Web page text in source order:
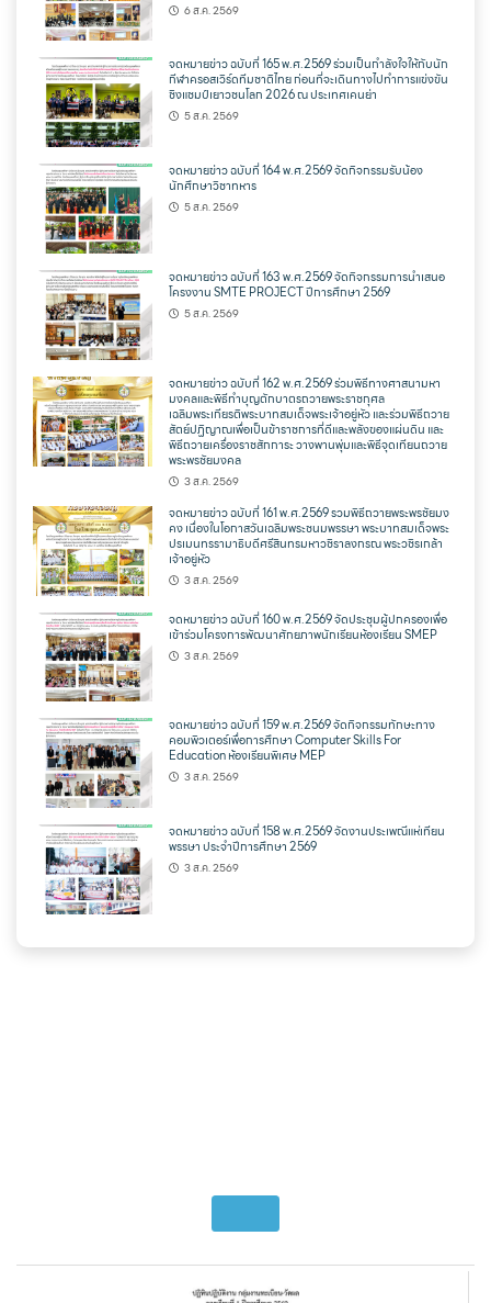
6 ส.ค. 2569
จดหมายข่าว ฉบับที่ 165 พ.ศ.2569 ร่วมเป็นกำลังใจให้กับนัก
กีฬาครอสเวิร์ดทีมชาติไทย ก่อนที่จะเดินทางไปทำการแข่งขัน
ชิงแชมป์เยาวชนโลก 2026 ณ ประเทศเคนย่า
5 ส.ค. 2569
จดหมายข่าว ฉบับที่ 164 พ.ศ.2569 จัดกิจกรรมรับน้อง
นักศึกษาวิชาทหาร
5 ส.ค. 2569
จดหมายข่าว ฉบับที่ 163 พ.ศ.2569 จัดกิจกรรมการนำเสนอ
โครงงาน SMTE PROJECT ปีการศึกษา 2569
5 ส.ค. 2569
จดหมายข่าว ฉบับที่ 162 พ.ศ.2569 ร่วมพิธีทางศาสนามหา
มงคลและพิธีทำบุญตักบาตรถวายพระราชกุศล
เฉลิมพระเกียรติพระบาทสมเด็จพระเจ้าอยู่หัว และร่วมพิธีถวาย
สัตย์ปฏิญาณเพื่อเป็นข้าราชการที่ดีและพลังของแผ่นดิน และ
พิธีถวายเครื่องราชสักการะ วางพานพุ่มและพิธีจุดเทียนถวาย
พระพรชัยมงคล
3 ส.ค. 2569
จดหมายข่าว ฉบับที่ 161 พ.ศ.2569 รวมพิธีถวายพระพรชัยมง
คง เนื่องในโอกาสวันเฉลิมพระชนมพรรษา พระบาทสมเด็จพระ
ปรเมนทรรามาธิบดีศรีสินทรมหาวชิราลงกรณ พระวชิรเกล้า
เจ้าอยู่หัว
3 ส.ค. 2569
จดหมายข่าว ฉบับที่ 160 พ.ศ.2569 จัดประชุมผู้ปกครองเพื่อ
เข้าร่วมโครงการพัฒนาศักยภาพนักเรียนห้องเรียน SMEP
3 ส.ค. 2569
จดหมายข่าว ฉบับที่ 159 พ.ศ.2569 จัดกิจกรรมทักษะทาง
คอมพิวเตอร์เพื่อการศึกษา Computer Skills For
Education ห้องเรียนพิเศษ MEP
3 ส.ค. 2569
จดหมายข่าว ฉบับที่ 158 พ.ศ.2569 จัดงานประเพณีแห่เทียน
พรรษา ประจำปีการศึกษา 2569
3 ส.ค. 2569